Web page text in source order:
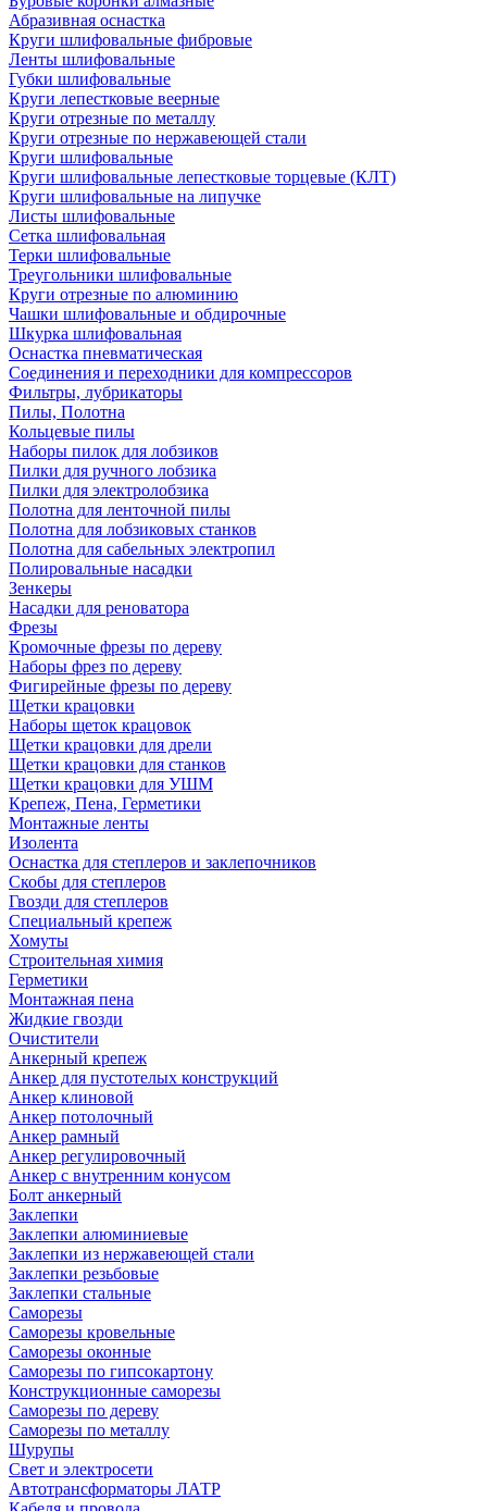
Абразивная оснастка
Круги шлифовальные фибровые
Ленты шлифовальные
Губки шлифовальные
Круги лепестковые веерные
Круги отрезные по металлу
Круги отрезные по нержавеющей стали
Круги шлифовальные
Круги шлифовальные лепестковые торцевые (КЛТ)
Круги шлифовальные на липучке
Листы шлифовальные
Сетка шлифовальная
Терки шлифовальные
Треугольники шлифовальные
Круги отрезные по алюминию
Чашки шлифовальные и обдирочные
Шкурка шлифовальная
Оснастка пневматическая
Соединения и переходники для компрессоров
Фильтры, лубрикаторы
Пилы, Полотна
Кольцевые пилы
Наборы пилок для лобзиков
Пилки для ручного лобзика
Пилки для электролобзика
Полотна для ленточной пилы
Полотна для лобзиковых станков
Полотна для сабельных электропил
Полировальные насадки
Зенкеры
Насадки для реноватора
Фрезы
Кромочные фрезы по дереву
Наборы фрез по дереву
Фигирейные фрезы по дереву
Щетки крацовки
Наборы щеток крацовок
Щетки крацовки для дрели
Щетки крацовки для станков
Щетки крацовки для УШМ
Крепеж, Пена, Герметики
Монтажные ленты
Изолента
Оснастка для степлеров и заклепочников
Скобы для степлеров
Гвозди для степлеров
Специальный крепеж
Хомуты
Строительная химия
Герметики
Монтажная пена
Жидкие гвозди
Очистители
Анкерный крепеж
Анкер для пустотелых конструкций
Анкер клиновой
Анкер потолочный
Анкер рамный
Анкер регулировочный
Анкер с внутренним конусом
Болт анкерный
Заклепки
Заклепки алюминиевые
Заклепки из нержавеющей стали
Заклепки резьбовые
Заклепки стальные
Саморезы
Саморезы кровельные
Саморезы оконные
Саморезы по гипсокартону
Конструкционные саморезы
Саморезы по дереву
Саморезы по металлу
Шурупы
Свет и электросети
Автотрансформаторы ЛАТР